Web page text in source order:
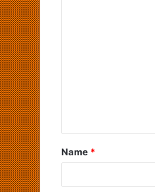
Name *